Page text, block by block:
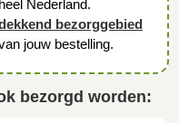
Nederland.
bezorggebied
jouw bestelling.
bezorgd worden: